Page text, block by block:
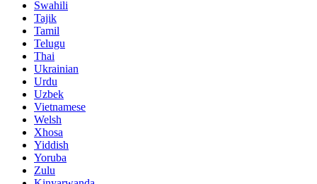
Swahili
Tajik
Tamil
Telugu
Thai
Ukrainian
Urdu
Uzbek
Vietnamese
Welsh
Xhosa
Yiddish
Yoruba
Zulu